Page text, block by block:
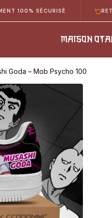
SÉCURISÉ RETOURS
Goda – Mob Psycho 100